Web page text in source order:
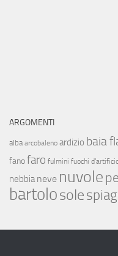
ARGOMENTI
alba arcobaleno ardizio baia
fanofaro fulmini fuochi
nebbia neve nuvole
bartolosole